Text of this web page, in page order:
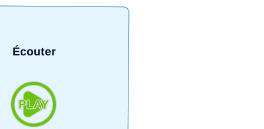
Écouter